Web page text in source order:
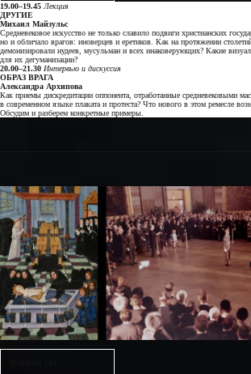
19.00–19.45 Лекция
ДРУГИЕ
Михаил Майзульс
Средневековое искусство не только славило подвиги христианских
но и обличало врагов: иноверцев и еретиков. Как на протяжении
демонизировали иудеев, мусульман и всех инаковерующих? Какие
для их дегуманизации?
20.00–21.30 Интервью и дискуссия
ОБРАЗ ВРАГА
Александра Архипова
Как приемы дискредитации оппонента, отработанные средневековыми
в современном языке плаката и протеста? Что нового в этом ремесле
Обсудим и разберем конкретные примеры.